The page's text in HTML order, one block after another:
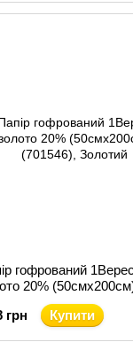
гофрований
20%
грн
Купити